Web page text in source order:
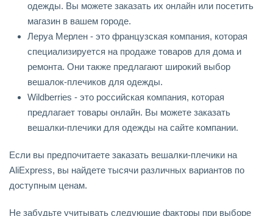
одежды. Вы можете заказать их онлайн или посетить
магазин в вашем городе.
Леруа Мерлен - это французская компания, которая
специализируется на продаже товаров для дома и
ремонта. Они также предлагают широкий выбор
вешалок-плечиков для одежды.
Wildberries - это российская компания, которая
предлагает товары онлайн. Вы можете заказать
вешалки-плечики для одежды на сайте компании.
Если вы предпочитаете заказать вешалки-плечики на
AliExpress, вы найдете тысячи различных вариантов по
доступным ценам.
Не забудьте учитывать следующие факторы при выборе